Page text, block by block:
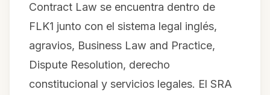
Contract Law se encuentra dentro de
FLK1 junto con el sistema legal inglés,
agravios, Business Law and Practice,
Dispute Resolution, derecho
constitucional y servicios legales. El SRA